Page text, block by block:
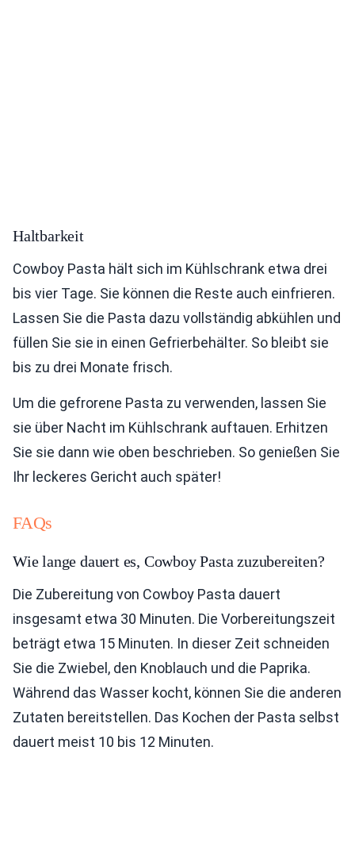
Haltbarkeit
Cowboy Pasta hält sich im Kühlschrank etwa drei
bis vier Tage. Sie können die Reste auch einfrieren.
Lassen Sie die Pasta dazu vollständig abkühlen und
füllen Sie sie in einen Gefrierbehälter. So bleibt sie
bis zu drei Monate frisch.
Um die gefrorene Pasta zu verwenden, lassen Sie
sie über Nacht im Kühlschrank auftauen. Erhitzen
Sie sie dann wie oben beschrieben. So genießen Sie
Ihr leckeres Gericht auch später!
FAQs
Wie lange dauert es, Cowboy Pasta zuzubereiten?
Die Zubereitung von Cowboy Pasta dauert
insgesamt etwa 30 Minuten. Die Vorbereitungszeit
beträgt etwa 15 Minuten. In dieser Zeit schneiden
Sie die Zwiebel, den Knoblauch und die Paprika.
Während das Wasser kocht, können Sie die anderen
Zutaten bereitstellen. Das Kochen der Pasta selbst
dauert meist 10 bis 12 Minuten.